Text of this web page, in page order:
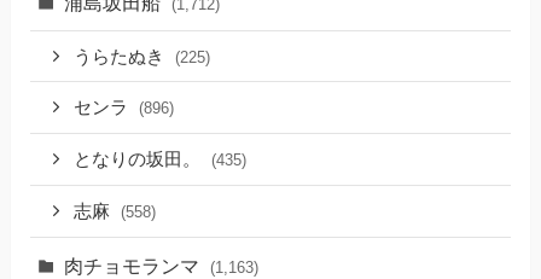
(1,712)
うらたぬき (225)
センラ (896)
となりの坂田。 (435)
志麻 (558)
肉チョモランマ (1,163)